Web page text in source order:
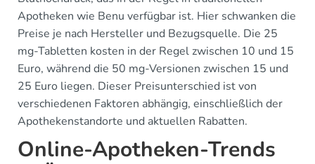
Apotheken wie Benu verfügbar ist. Hier schwanken die
Preise je nach Hersteller und Bezugsquelle. Die 25
mg-Tabletten kosten in der Regel zwischen 10 und 15
Euro, während die 50 mg-Versionen zwischen 15 und
25 Euro liegen. Dieser Preisunterschied ist von
verschiedenen Faktoren abhängig, einschließlich der
Apothekenstandorte und aktuellen Rabatten.
Online-Apotheken-Trends